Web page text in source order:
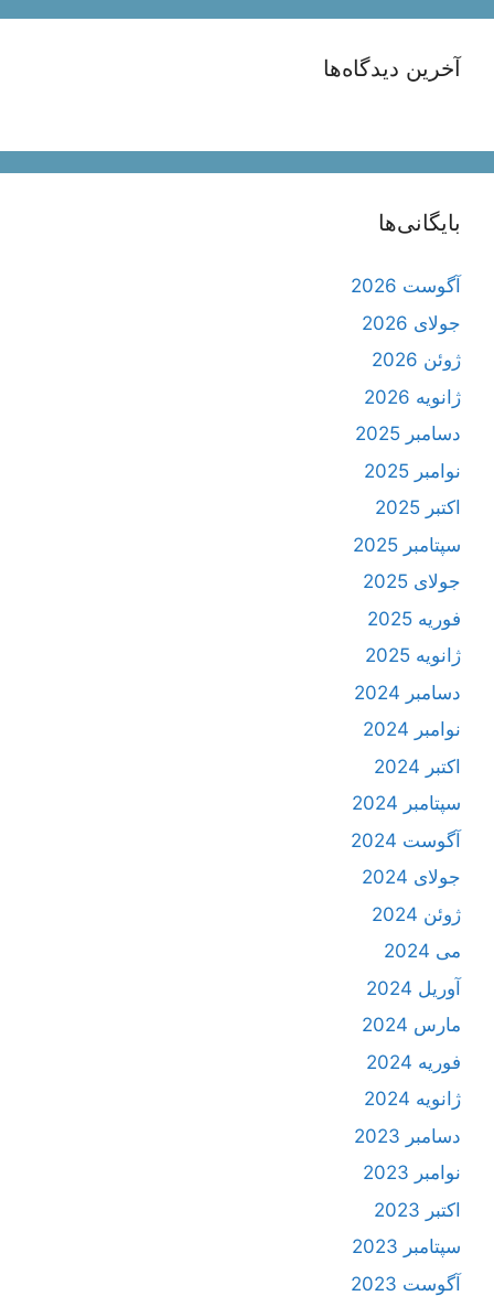
آخرین دیدگاه‌ها
بایگانی‌ها
آگوست 2026
جولای 2026
ژوئن 2026
ژانویه 2026
دسامبر 2025
نوامبر 2025
اکتبر 2025
سپتامبر 2025
جولای 2025
فوریه 2025
ژانویه 2025
دسامبر 2024
نوامبر 2024
اکتبر 2024
سپتامبر 2024
آگوست 2024
جولای 2024
ژوئن 2024
می 2024
آوریل 2024
مارس 2024
فوریه 2024
ژانویه 2024
دسامبر 2023
نوامبر 2023
اکتبر 2023
سپتامبر 2023
آگوست 2023